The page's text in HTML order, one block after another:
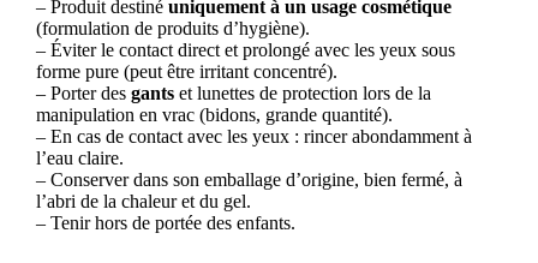
– Produit destiné uniquement à un usage cosmétique
(formulation de produits d’hygiène).
– Éviter le contact direct et prolongé avec les yeux sous
forme pure (peut être irritant concentré).
– Porter des gants et lunettes de protection lors de la
manipulation en vrac (bidons, grande quantité).
– En cas de contact avec les yeux : rincer abondamment à
l’eau claire.
– Conserver dans son emballage d’origine, bien fermé, à
l’abri de la chaleur et du gel.
– Tenir hors de portée des enfants.